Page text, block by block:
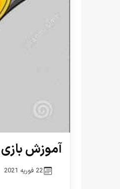
آموزش بازی
22 فوریه 2021